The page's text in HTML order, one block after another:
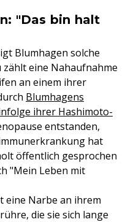
"Das bin halt
Blumhagen solche
zählt eine Nahaufnahme
an einem ihrer
Blumhagens
ihrer Hashimoto-
entstanden,
hat
öffentlich gesprochen
"Mein Leben mit
eine Narbe an ihrem
die sie sich lange